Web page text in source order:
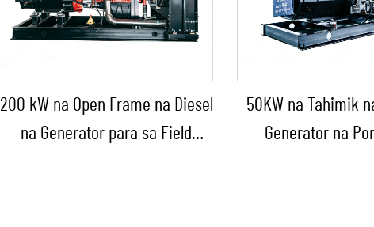
200 kW na Open Frame na Diesel
na Generator para sa Field
50KW na Tahimik
Generator na